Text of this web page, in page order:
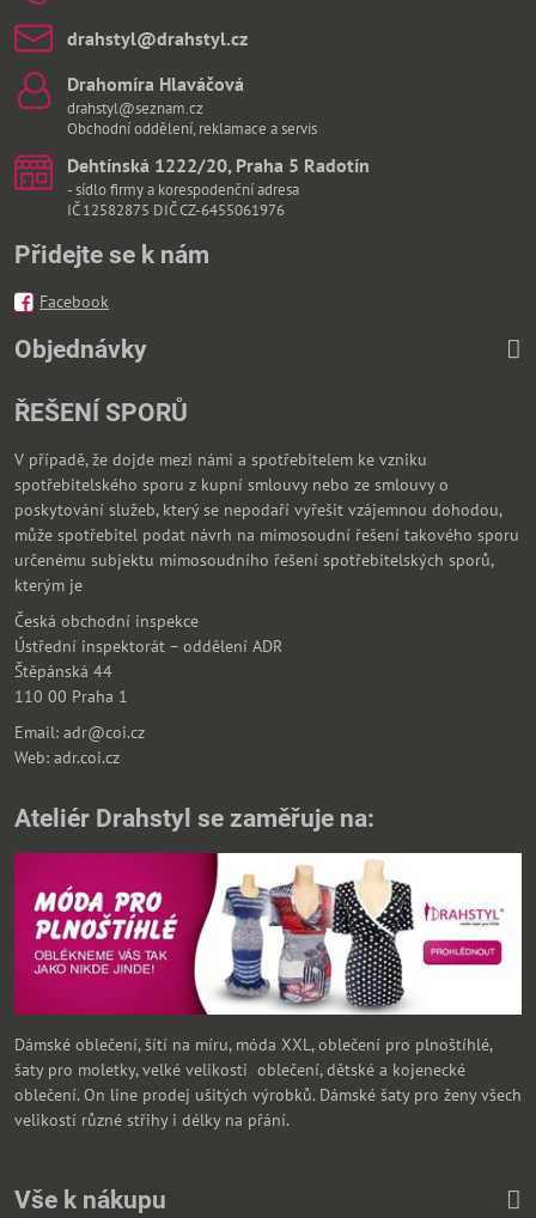
drahstyl​@drahstyl​.cz
Drahomíra Hlaváčová
drahstyl@seznam.cz
Obchodní oddělení, reklamace a servis
Dehtínská 1222/20, Praha 5 Radotín
- sídlo firmy a korespodenční adresa
IČ 12582875 DIČ CZ-6455061976
Přidejte se k nám
Facebook
Objednávky
ŘEŠENÍ SPORŮ
V případě, že dojde mezi námi a spotřebitelem ke vzniku
spotřebitelského sporu z kupní smlouvy nebo ze smlouvy o
poskytování služeb, který se nepodaří vyřešit vzájemnou dohodou,
může spotřebitel podat návrh na mimosoudní řešení takového sporu
určenému subjektu mimosoudního řešení spotřebitelských sporů,
kterým je
Česká obchodní inspekce
Ústřední inspektorát – oddělení ADR
Štěpánská 44
110 00 Praha 1
Email: adr@coi.cz
Web: adr.coi.cz
Ateliér Drahstyl se zaměřuje na:
Dámské oblečení, šítí na míru, móda XXL, oblečení pro plnoštíhlé,
šaty pro moletky, velké velikosti oblečení, dětské a kojenecké
oblečení. On line prodej ušitých výrobků. Dámské šaty pro ženy všech
velikostí různé střihy i délky na přání.
Vše k nákupu